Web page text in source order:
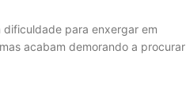
para enxergar em
acabam demorando a procurar